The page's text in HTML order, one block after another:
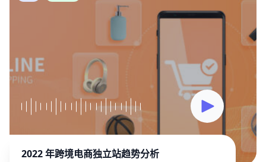
2022 年跨境电商独立站趋势分析